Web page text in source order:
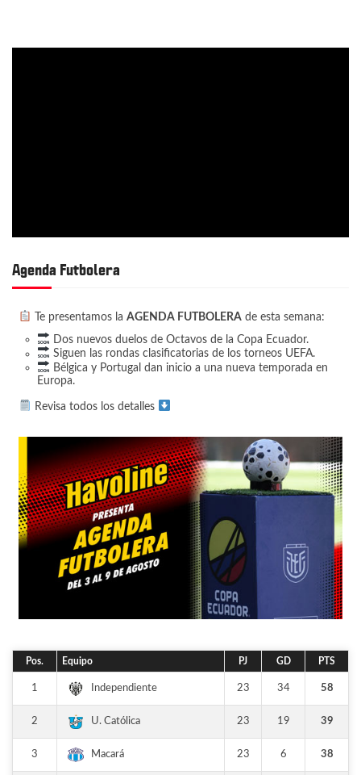
Agenda Futbolera
Te presentamos la AGENDA FUTBOLERAde esta semana:
Dos nuevos duelos de Octavos de la Copa Ecuador.
Siguen las rondas clasificatorias de los torneos UEFA.
Bélgica y Portugal dan inicio a una nueva temporada en
Europa.
Revisa todos los detalles
Pos. Equipo PJ GD PTS
1 Independiente 23 34 58
2 U. Católica 23 19 39
3 Macará 23 6 38